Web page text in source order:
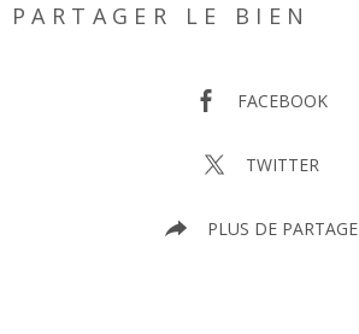
PARTAGER LE BIEN
FACEBOOK
TWITTER
PLUS DE PARTAGE